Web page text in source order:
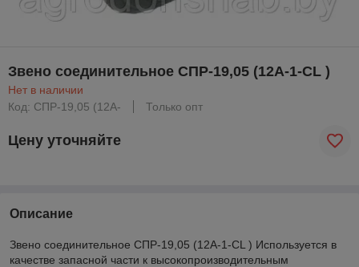
Звено соединительное СПР-19,05 (12А-1-CL )
Нет в наличии
Код: СПР-19,05 (12А-
Только опт
Цену уточняйте
Описание
Звено соединительное СПР-19,05 (12А-1-CL ) Используется в
качестве запасной части к высокопроизводительным